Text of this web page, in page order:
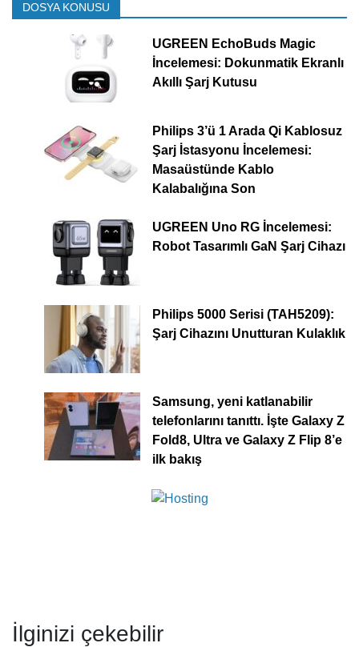
DOSYA KONUSU
UGREEN EchoBuds Magic
İncelemesi: Dokunmatik Ekranlı
Akıllı Şarj Kutusu
Philips 3’ü 1 Arada Qi Kablosuz
Şarj İstasyonu İncelemesi:
Masaüstünde Kablo
Kalabalığına Son
UGREEN Uno RG İncelemesi:
Robot Tasarımlı GaN Şarj Cihazı
Philips 5000 Serisi (TAH5209):
Şarj Cihazını Unutturan Kulaklık
Samsung, yeni katlanabilir
telefonlarını tanıttı. İşte Galaxy Z
Fold8, Ultra ve Galaxy Z Flip 8’e
ilk bakış
İlginizi çekebilir